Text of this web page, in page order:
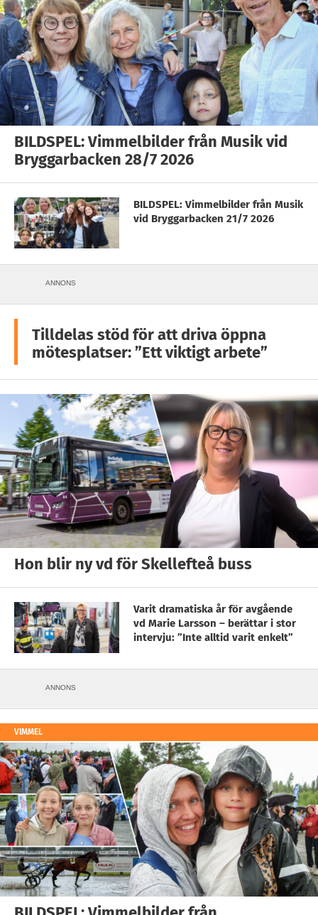
BILDSPEL: Vimmelbilder från Musik vid
Bryggarbacken 28/7 2026
BILDSPEL: Vimmelbilder från Musik
vid Bryggarbacken 21/7 2026
ANNONS
Tilldelas stöd för att driva öppna
mötesplatser: ”Ett viktigt arbete”
Hon blir ny vd för Skellefteå buss
Varit dramatiska år för avgående
vd Marie Larsson – berättar i stor
intervju: ”Inte alltid varit enkelt”
ANNONS
VIMMEL